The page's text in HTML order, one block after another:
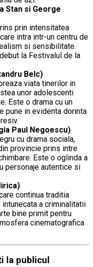
Stan si George
prin intensitatea
intra intr-un centru de
si sensibilitate.
la Festivalul de la
Belc)
viata tinerilor in
unor adolescenti
Este o drama cu un
pune in evidenta dorinta
Paul Negoescu)
cu drama sociala,
provincie prins intre
Este o oglinda a
personaje autentice si
continua traditia
a criminalitatii
bine primit pentru
cinematografica
la publicul